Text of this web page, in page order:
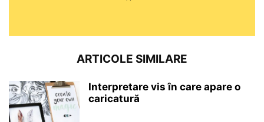
ARTICOLE SIMILARE
Interpretare vis în care apare o
caricatură